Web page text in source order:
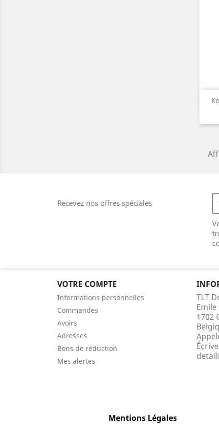
Recevez nos offres spéciales
VOTRE COMPTE
Informations personnelles
Commandes
Avoirs
Adresses
Bons de réduction
Mes alertes
TLT
1702
Mentions Légales